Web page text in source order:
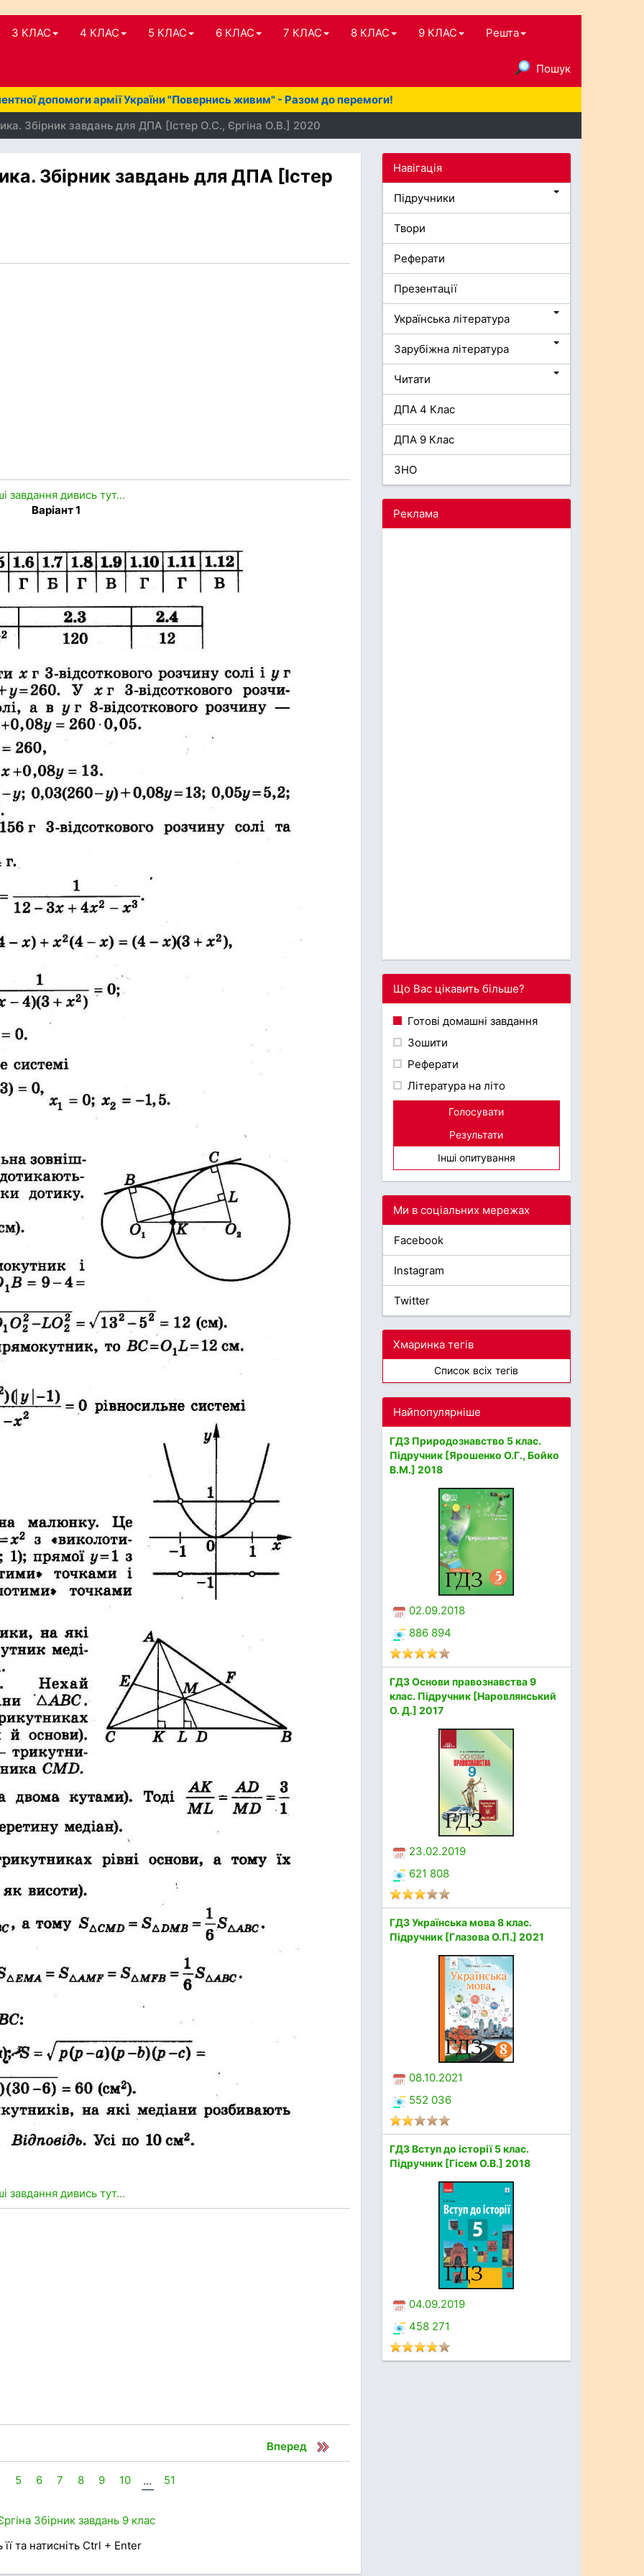
3 КЛАС 4 КЛАС 5 КЛАС 6 КЛАС 7 КЛАС 8 КЛАС 9 КЛАС Решта
Пошук
допомоги армії України "Повернись живим" - Разом до перемоги!
Збірник завдань для ДПА [Істер О.С., Єргіна О.В.] 2020
Збірник завдань для ДПА [Істер
завдання дивись тут...
Варіант 1
завдання дивись тут...
Вперед
5 6 7 8 9 10 ... 51
Збірник завдань 9 клас
та натисніть Ctrl + Enter
Навігація
Підручники
Твори
Реферати
Презентації
Українська література
Зарубіжна література
Читати
ДПА 4 Клас
ДПА 9 Клас
ЗНО
Реклама
Що Вас цікавить більше?
Готові домашні завдання
Зошити
Реферати
Література на літо
Голосувати
Результати
Інші опитування
Ми в соціальних мережах
Facebook
Instagram
Twitter
Хмаринка тегів
Список всіх тегів
Найпопулярніше
ГДЗ Природознавство 5 клас.
Підручник [Ярошенко О.Г., Бойко
В.М.] 2018
02.09.2018
886 894
ГДЗ Основи правознавства 9
клас. Підручник [Наровлянський
О. Д.] 2017
23.02.2019
621 808
ГДЗ Українська мова 8 клас.
Підручник [Глазова О.П.] 2021
08.10.2021
552 036
ГДЗ Вступ до історії 5 клас.
Підручник [Гісем О.В.] 2018
04.09.2019
458 271